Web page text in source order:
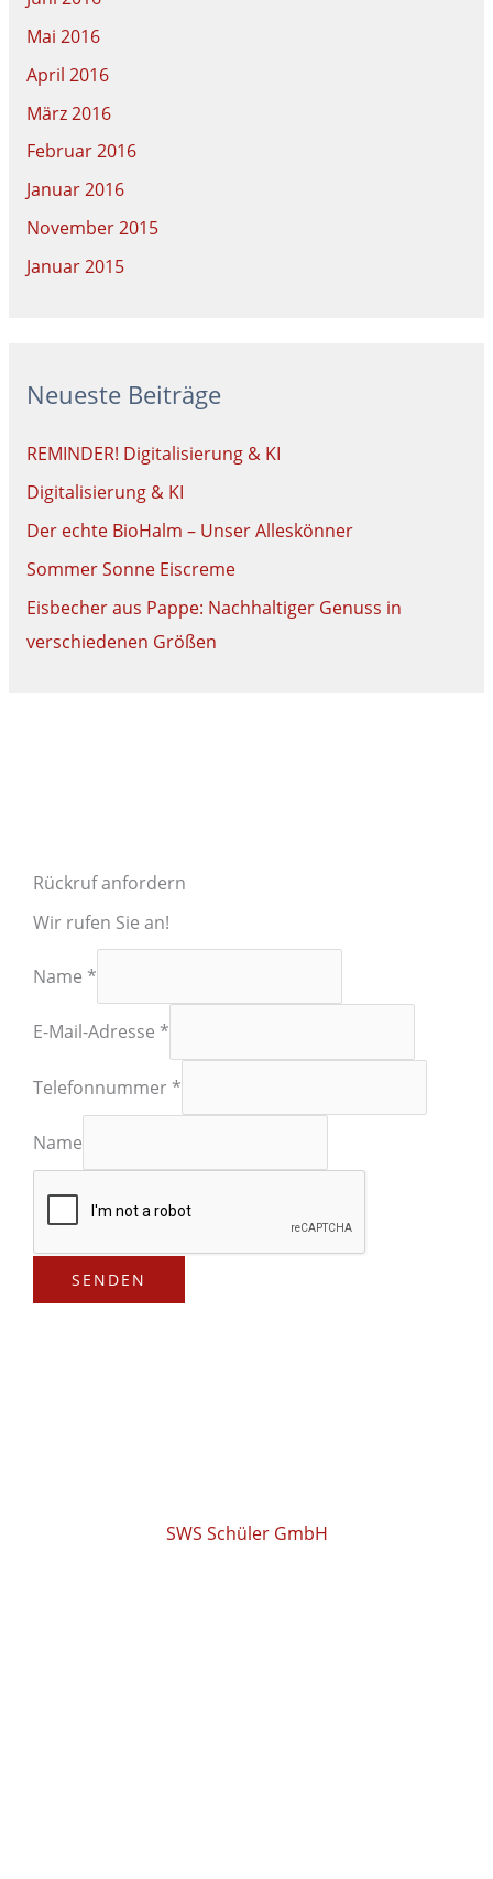
Mai 2016
April 2016
März 2016
Februar 2016
Januar 2016
November 2015
Januar 2015
Neueste Beiträge
REMINDER! Digitalisierung & KI
Digitalisierung & KI
Der echte BioHalm – Unser Alleskönner
Sommer Sonne Eiscreme
Eisbecher aus Pappe: Nachhaltiger Genuss in
verschiedenen Größen
Rückruf anfordern
Wir rufen Sie an!
Name *
E-Mail-Adresse *
Telefonnummer *
Name
SENDEN
SWS Schüler GmbH